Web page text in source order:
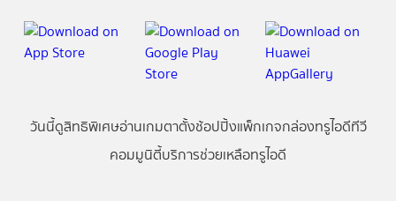
วันนี้ดูสิทธิพิเศษอ่านเกมตาตั้งช้อปปิ้งแพ็กเกจกล่องทรูไอดีทีวี
คอมมูนิตี้บริการช่วยเหลือทรูไอดี